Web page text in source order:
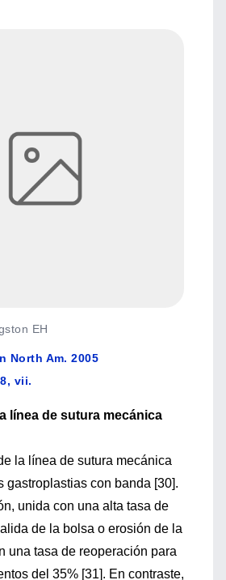
EH
North Am. 2005
vii.
línea de sutura mecánica
la línea de sutura mecánica
gastroplastias con banda [30].
unida con una alta tasa de
de la bolsa o erosión de la
una tasa de reoperación para
del 35% [31]. En contraste,